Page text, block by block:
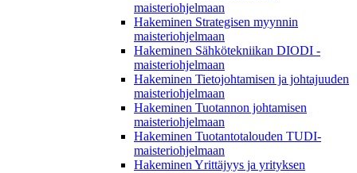
maisteriohjelmaan
Hakeminen Strategisen myynnin
maisteriohjelmaan
Hakeminen Sähkötekniikan DIODI -
maisteriohjelmaan
Hakeminen Tietojohtamisen ja johtajuuden
maisteriohjelmaan
Hakeminen Tuotannon johtamisen
maisteriohjelmaan
Hakeminen Tuotantotalouden TUDI-
maisteriohjelmaan
Hakeminen Yrittäjyys ja yrityksen